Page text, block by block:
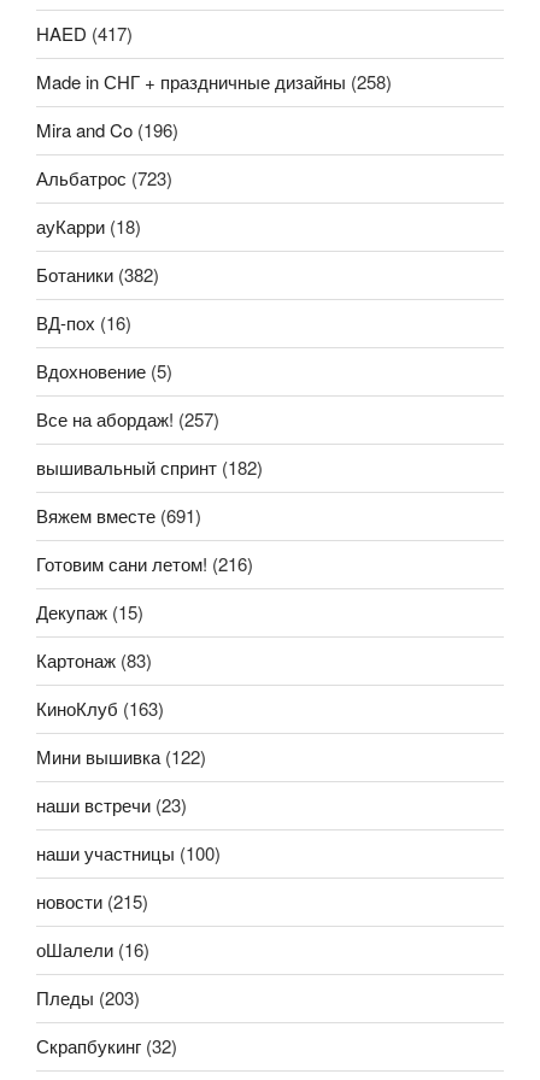
HAED (417)
Made in СНГ + праздничные дизайны (258)
Mira and Co (196)
Альбатрос (723)
ауКарри (18)
Ботаники (382)
ВД-пох (16)
Вдохновение (5)
Все на абордаж! (257)
вышивальный спринт (182)
Вяжем вместе (691)
Готовим сани летом! (216)
Декупаж (15)
Картонаж (83)
КиноКлуб (163)
Мини вышивка(122)
наши встречи (23)
наши участницы (100)
новости (215)
оШалели (16)
Пледы (203)
Скрапбукинг (32)